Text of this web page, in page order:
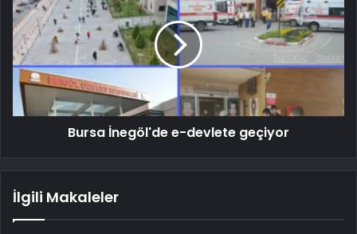
Bursa İnegöl'de e-devlete geçiyor
İlgili Makaleler